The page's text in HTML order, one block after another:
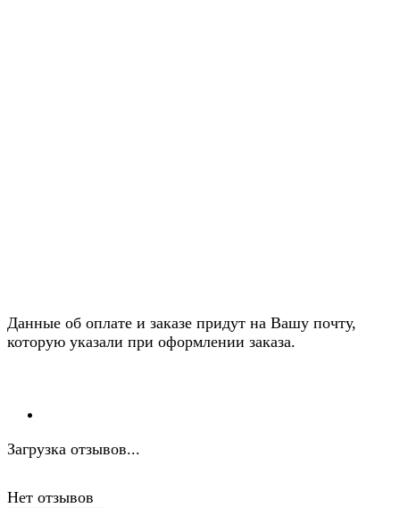
Данные об оплате и заказе придут на Вашу почту,
которую указали при оформлении заказа.
Загрузка отзывов...
Нет отзывов